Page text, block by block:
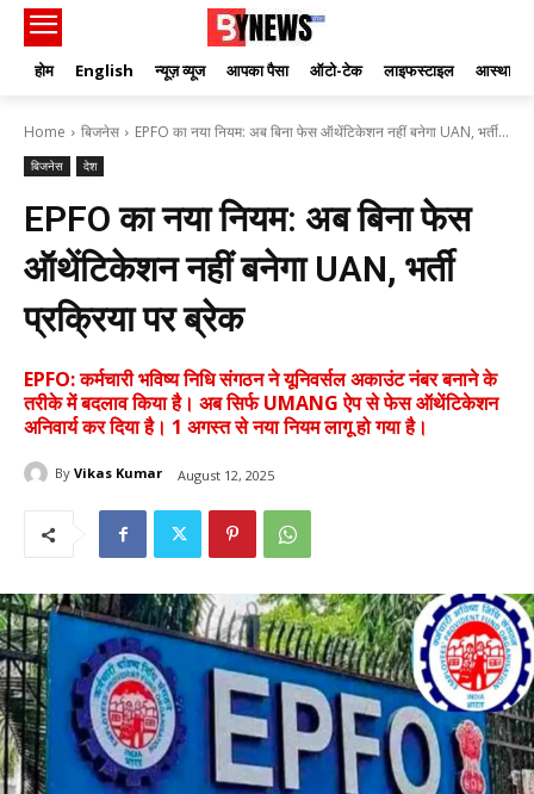
होम English न्यूज़ व्यूज आपका पैसा ऑटो-टेक लाइफस्टाइल आस्था
Home बिजनेस EPFO का नया नियम: अब बिना फेस ऑथेंटिकेशन नहीं बनेगा UAN, भर्ती...
बिजनेस देश
EPFO का नया नियम: अब बिना फेस
ऑथेंटिकेशन नहीं बनेगा UAN, भर्ती
प्रक्रिया पर ब्रेक
EPFO: कर्मचारी भविष्य निधि संगठन ने यूनिवर्सल अकाउंट नंबर बनाने के
तरीके में बदलाव किया है। अब सिर्फ UMANG ऐप से फेस ऑथेंटिकेशन
अनिवार्य कर दिया है। 1 अगस्त से नया नियम लागू हो गया है।
By Vikas Kumar August 12, 2025